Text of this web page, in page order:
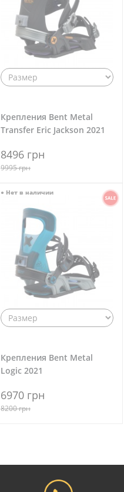
Крепления Bent Metal
Transfer Eric Jackson 2021
8496 грн
9995 грн
● Нет в наличии
Крепления Bent Metal
Logic 2021
6970 грн
8200 грн